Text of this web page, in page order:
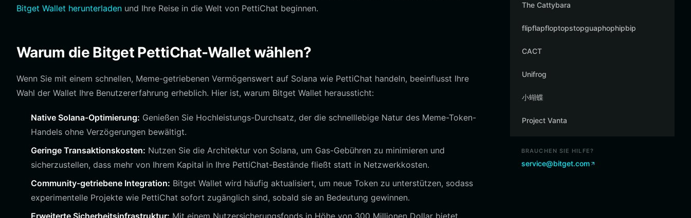
Bitget Wallet herunterladen und Ihre Reise in die Welt von PettiChat beginnen.
Warum die Bitget PettiChat-Wallet wählen?
Wenn Sie mit einem schnellen, Meme-getriebenen Vermögenswert auf Solana wie PettiChat handeln, beeinflusst Ihre
Wahl der Wallet Ihre Benutzererfahrung erheblich. Hier ist, warum Bitget Wallet heraussticht:
Native Solana-Optimierung: Genießen Sie Hochleistungs-Durchsatz, der die schnelllebige Natur des Meme-Token-
Handels ohne Verzögerungen bewältigt.
Geringe Transaktionskosten: Nutzen Sie die Architektur von Solana, um Gas-Gebühren zu minimieren und
sicherzustellen, dass mehr von Ihrem Kapital in Ihre PettiChat-Bestände fließt statt in Netzwerkkosten.
Community-getriebene Integration: Bitget Wallet wird häufig aktualisiert, um neue Token zu unterstützen, sodass
experimentelle Projekte wie PettiChat sofort zugänglich sind, sobald sie an Bedeutung gewinnen.
Erweiterte Sicherheitsinfrastruktur: Mit einem Nutzersicherungsfonds in Höhe von 300 Millionen Dollar bietet
The Cattybara
flipflapfloptopstopguaphophipbip
CACT
Unifrog
小蝴蝶
Project Vanta
BRAUCHEN SIE HILFE?
service@bitget.com